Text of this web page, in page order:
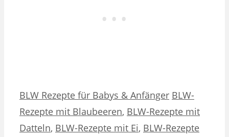
Kategorien
BLW Rezepte für Babys & Anfänger Schlagwörter
BLW-
Rezepte mit Blaubeeren, BLW-Rezepte mit
Datteln, BLW-Rezepte mit Ei, BLW-Rezepte